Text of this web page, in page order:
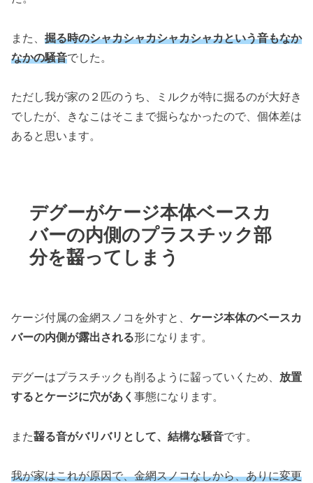
また、 掘る時のシャカシャカシャカシャカという音もなか
なかの騒音でした。
ただし我が家の２匹のうち、ミルクが特に掘るのが大好き
でしたが、きなこはそこまで掘らなかったので、個体差は
あると思います。
デグーがケージ本体ベースカ
バーの内側のプラスチック部
分を齧ってしまう
ケージ付属の金網スノコを外すと、 ケージ本体のベースカ
バーの内側が露出される形になります。
デグーはプラスチックも削るように齧っていくため、 放置
するとケージに穴があく 事態になります。
また齧る音がバリバリとして、結構な騒音です。
我が家はこれが原因で、金網スノコなしから、ありに変更